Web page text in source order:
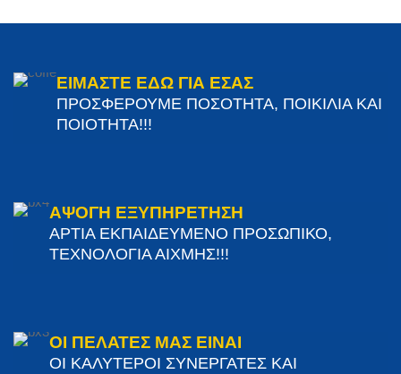
ΕΙΜΑΣΤΕ ΕΔΩ ΓΙΑ ΕΣΑΣ
ΠΡΟΣΦΕΡΟΥΜΕ ΠΟΣΟΤΗΤΑ, ΠΟΙΚΙΛΙΑ ΚΑΙ
ΠΟΙΟΤΗΤΑ!!!
ΑΨΟΓΗ ΕΞΥΠΗΡΕΤΗΣΗ
ΑΡΤΙΑ ΕΚΠΑΙΔΕΥΜΕΝΟ ΠΡΟΣΩΠΙΚΟ,
ΤΕΧΝΟΛΟΓΙΑ ΑΙΧΜΗΣ!!!
ΟΙ ΠΕΛΑΤΕΣ ΜΑΣ ΕΙΝΑΙ
ΟΙ ΚΑΛΥΤΕΡΟΙ ΣΥΝΕΡΓΑΤΕΣ ΚΑΙ